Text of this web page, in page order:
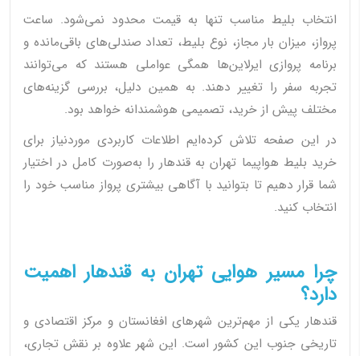
انتخاب بلیط مناسب تنها به قیمت محدود نمی‌شود. ساعت
پرواز، میزان بار مجاز، نوع بلیط، تعداد صندلی‌های باقی‌مانده و
برنامه پروازی ایرلاین‌ها همگی عواملی هستند که می‌توانند
تجربه سفر را تغییر دهند. به همین دلیل، بررسی گزینه‌های
مختلف پیش از خرید، تصمیمی هوشمندانه خواهد بود.
در این صفحه تلاش کرده‌ایم اطلاعات کاربردی موردنیاز برای
خرید بلیط هواپیما تهران به قندهار را به‌صورت کامل در اختیار
شما قرار دهیم تا بتوانید با آگاهی بیشتری پرواز مناسب خود را
انتخاب کنید.
چرا مسیر هوایی تهران به قندهار اهمیت
دارد؟
قندهار یکی از مهم‌ترین شهرهای افغانستان و مرکز اقتصادی و
تاریخی جنوب این کشور است. این شهر علاوه بر نقش تجاری،